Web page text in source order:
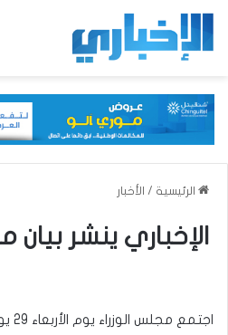
الرئيسية / الأخبار
الإخباري ينشر بيان